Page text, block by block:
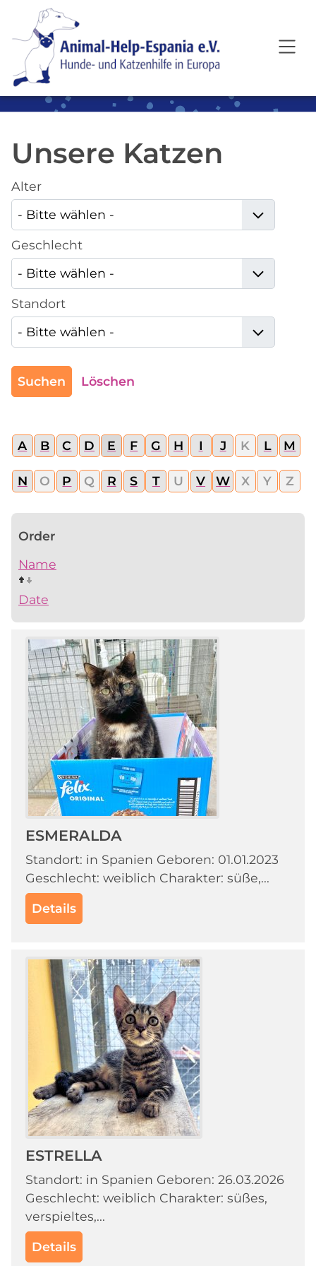
SKIP TO MAIN CONTENT
Unsere Katzen
Alter
Geschlecht
Standort
Suchen Löschen
A B C D E F G H I J K L M
N O P Q R S T U V W X Y Z
Order
Name
Date
ESMERALDA
Standort: in Spanien Geboren: 01.01.2023
Geschlecht: weiblich Charakter: süße,...
Details
ESTRELLA
Standort: in Spanien Geboren: 26.03.2026
Geschlecht: weiblich Charakter: süßes,
verspieltes,...
Details